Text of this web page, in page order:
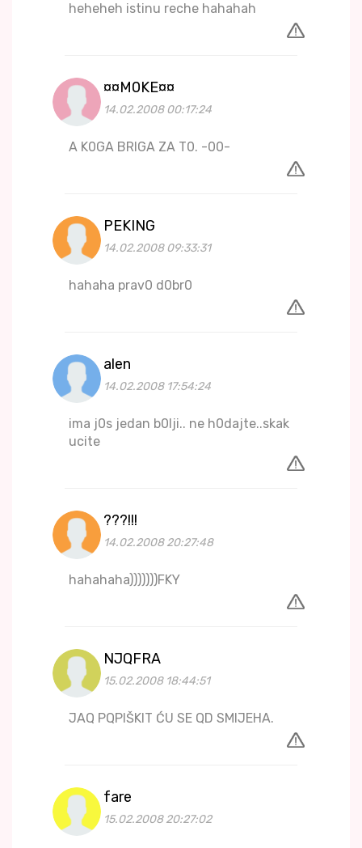
heheheh istinu reche hahahah
¤¤M0KE¤¤
14.02.2008 00:17:24
A K0GA BRIGA ZA T0. -00-
PEKING
14.02.2008 09:33:31
hahaha prav0 d0br0
alen
14.02.2008 17:54:24
ima j0s jedan b0lji.. ne h0dajte..skak
ucite
???!!!
14.02.2008 20:27:48
hahahaha)))))))FKY
NJQFRA
15.02.2008 18:44:51
JAQ PQPIŠKIT ĆU SE QD SMIJEHA.
fare
15.02.2008 20:27:02